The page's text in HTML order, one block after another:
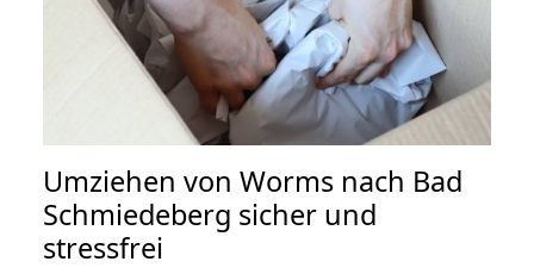
Umziehen von Worms nach Bad
Schmiedeberg sicher und
stressfrei